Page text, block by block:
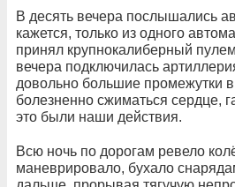
В десять вечера послышались
кажется, только из одного
принял крупнокалиберный
вечера подключилась
довольно большие промежутки
болезненно сжиматься сердце,
это были наши действия.
Всю ночь по дорогам ревело
маневрировало, бухало